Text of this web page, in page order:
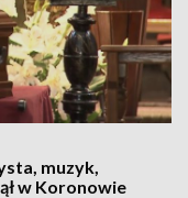
muzyk,
w Koronowie